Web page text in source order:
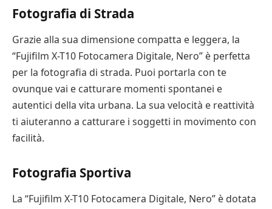
Fotografia di Strada
Grazie alla sua dimensione compatta e leggera, la
“Fujifilm X-T10 Fotocamera Digitale, Nero” è perfetta
per la fotografia di strada. Puoi portarla con te
ovunque vai e catturare momenti spontanei e
autentici della vita urbana. La sua velocità e reattività
ti aiuteranno a catturare i soggetti in movimento con
facilità.
Fotografia Sportiva
La “Fujifilm X-T10 Fotocamera Digitale, Nero” è dotata